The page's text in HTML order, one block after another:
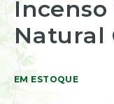
Resinas
/
Naturais
início
da
Galeria
de
Natural
EM ESTOQUE